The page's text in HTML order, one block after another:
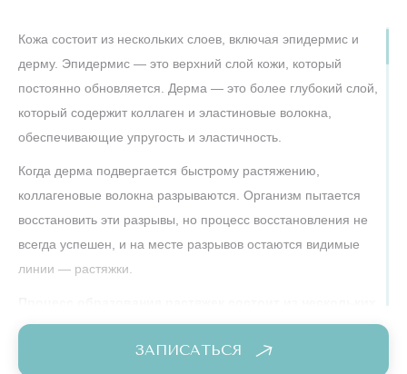
(Лицо полностью
+ шея или
декольте)
конца акции
РФ-
ШЛИФОВКА
(MORPHEUS8)
(Лицо полностью,
конца акции
84 900 ₽
59 000 ₽
34 900 ₽
19 900 ₽
Кожа состоит из нескольких слоев, включая эпидермис и
дерму. Эпидермис — это верхний слой кожи, который
постоянно обновляется. Дерма — это более глубокий слой,
который содержит коллаген и эластиновые волокна,
обеспечивающие упругость и эластичность.
Когда дерма подвергается быстрому растяжению,
коллагеновые волокна разрываются. Организм пытается
восстановить эти разрывы, но процесс восстановления не
всегда успешен, и на месте разрывов остаются видимые
линии — растяжки.
стадий:
ЗАПИСАТЬСЯ